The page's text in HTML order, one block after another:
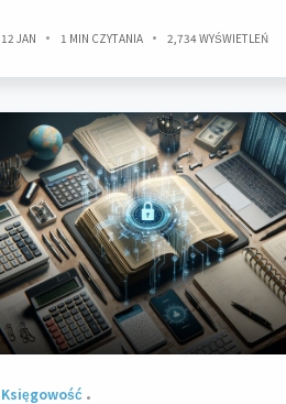
12 JAN 1 MIN CZYTANIA 2,734 WYŚWIETLEŃ
Księgowość